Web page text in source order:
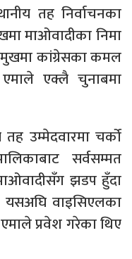
तह निर्वाचनका
माओवादीका निमा
कांग्रेसका कमल
एक्लै चुनाबमा
तह उम्मेदवारमा चर्को
सर्वसम्मत
झडप हुँदा
यसअघि वाइसिएलका
प्रवेश गरेका थिए